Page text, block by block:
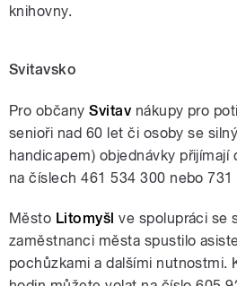
knihovny.
Svitavsko
Pro občanySvitav nákupy pro
senioři nad 60 let či osoby se
handicapem) objednávky přijímají
na číslech 461 534 300 nebo 731
Město Litomyšl ve spolupráci se
zaměstnanci města spustilo
pochůzkami a dalšími nutnostmi.